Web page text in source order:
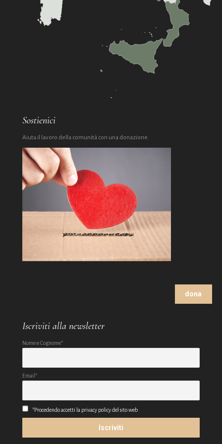
Sostienici
Aiuta il lavoro della comunità con una donazione.
dona
Iscriviti alla newsletter
Nome e Cognome*
Email*
*Procedendo accetti la privacy policy del sito web